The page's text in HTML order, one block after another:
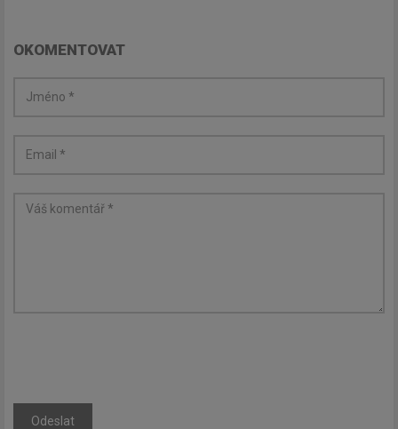
OKOMENTOVAT
Odeslat